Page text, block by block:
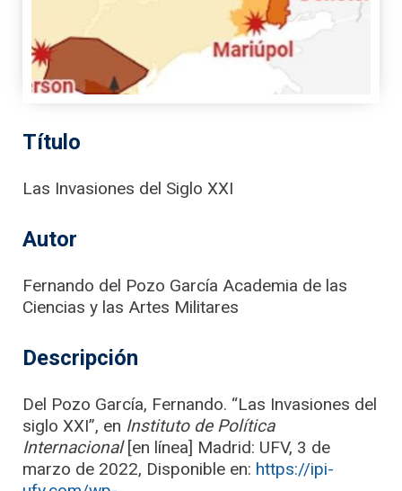
Título
Las Invasiones del Siglo XXI
Autor
Fernando del Pozo García Academia de las
Ciencias y las Artes Militares
Descripción
Del Pozo García, Fernando. “Las Invasiones del
siglo XXI”, en Instituto de Política
Internacional[en línea] Madrid: UFV, 3 de
marzo de 2022, Disponible en: https://ipi-